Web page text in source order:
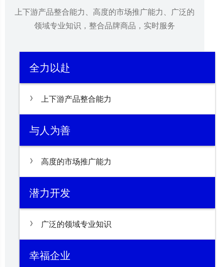
上下游产品整合能力、高度的市场推广能力、广泛的
领域专业知识，整合品牌商品，实时服务
全力以赴
上下游产品整合能力
与人为善
高度的市场推广能力
潜力开发
广泛的领域专业知识
幸福企业